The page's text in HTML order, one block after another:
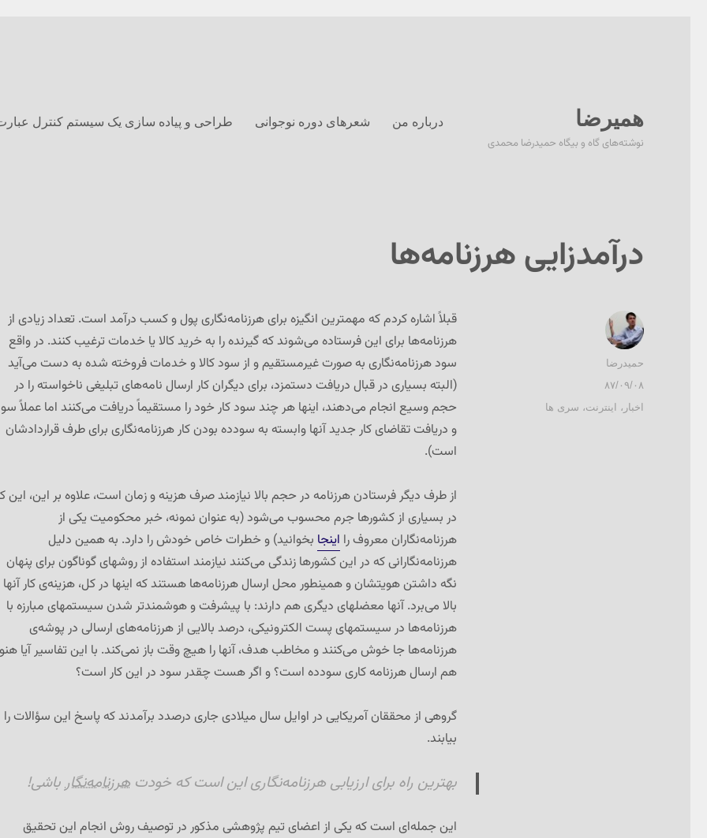
همیرضا
نوشته‌های گاه و بیگاه حمیدرضا محمدی
درباره من شعرهای دوره نوجوانی طراحی و پیاده سازی یک سیستم کنترل
درآمدزایی هرزنامه‏‌ها
قبلاً اشاره کردم که مهمترین انگیزه برای هرزنامه‌نگاری پول و کسب درآمد است. تعداد زیادی از
هرزنامه‌ها برای این فرستاده می‌شوند که گیرنده را به خرید کالا یا خدمات ترغیب کنند. در واقع
سود هرزنامه‌نگاری به صورت غیرمستقیم و از سود کالا و خدمات فروخته شده به دست می‌آید
(البته بسیاری در قبال دریافت دستمزد، برای دیگران کار ارسال نامه‌های تبلیغی ناخواسته را در
حجم وسیع انجام می‌دهند، اینها هر چند سود کار خود را مستقیماً دریافت می‌کنند اما عملاً
و دریافت تقاضای کار جدید آنها وابسته به سودده بودن کار هرزنامه‌نگاری برای طرف قراردادشان
است).
از طرف دیگر فرستادن هرزنامه در حجم بالا نیازمند صرف هزینه و زمان است، علاوه بر این، این
در بسیاری از کشورها جرم محسوب می‌شود (به عنوان نمونه، خبر محکومیت یکی از
هرزنامه‌نگاران معروف را اینجا بخوانید) و خطرات خاص خودش را دارد. به همین دلیل
هرزنامه‌نگارانی که در این کشورها زندگی می‌کنند نیازمند استفاده از روشهای گوناگون برای پنهان
نگه داشتن هویتشان و همینطور محل ارسال هرزنامه‌ها هستند که اینها در کل، هزینه‌ی کار آنها
بالا می‌برد. آنها معضلهای دیگری هم دارند: با پیشرفت و هوشمندتر شدن سیستمهای مبارزه با
هرزنامه‌ها در سیستمهای پست الکترونیکی، درصد بالایی از هرزنامه‌های ارسالی در پوشه‌ی
هرزنامه‌ها جا خوش می‌کنند و مخاطب هدف، آنها را هیچ وقت باز نمی‌کند. با این تفاسیر آیا
هم ارسال هرزنامه کاری سودده است؟ و اگر هست چقدر سود در این کار است؟
گروهی از محققان آمریکایی در اوایل سال میلادی جاری درصدد برآمدند که پاسخ این سؤالات را
بیابند.
بهترین راه برای ارزیابی هرزنامه‌نگاری این است که خودت هرزنامه‌نگارباشی!
این جمله‌ای است که یکی از اعضای تیم پژوهشی مذکور در توصیف روش انجام این تحقیق
نویسنده
حمیدرضا
ارسال
شده
۸۷/۰۹/۰۸
دسته‌ها
اخبار ، اینترنت، سری ها